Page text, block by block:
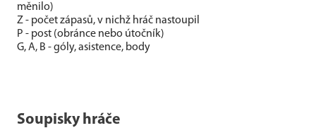
měnilo)
Z - počet zápasů, v nichž hráč nastoupil
P - post (obránce nebo útočník)
G, A, B - góly, asistence, body
Soupisky hráče